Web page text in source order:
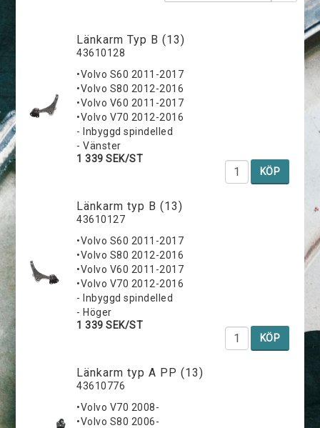
Länkarm Typ B (13)
43610128
•Volvo S60 2011-2017
•Volvo S80 2012-2016
•Volvo V60 2011-2017
•Volvo V70 2012-2016
- Inbyggd spindelled
- Vänster
1 339 SEK/ST
KÖP
Länkarm typ B (13)
43610127
•Volvo S60 2011-2017
•Volvo S80 2012-2016
•Volvo V60 2011-2017
•Volvo V70 2012-2016
- Inbyggd spindelled
- Höger
1 339 SEK/ST
KÖP
Länkarm typ A PP (13)
43610776
•Volvo V70 2008-
•Volvo S80 2006-